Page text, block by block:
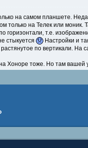
на самом планшете.
только на Телек или
горизонтали, т.е.
стыкуется
Настройки и
по вертикали.
Хоноре тоже. Но там вашей